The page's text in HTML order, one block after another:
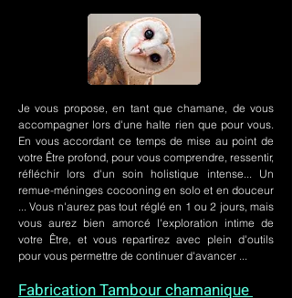
Je vous propose, en tant que chamane, de vous
accompagner lors d'une halte rien que pour vous.
En vous accordant ce temps de mise au point de
votre Être profond, pour vous comprendre, ressentir,
réfléchir lors d'un soin holistique intense... Un
remue-méninges cocooning en solo et en douceur
... Vous n'aurez pas tout réglé en 1 ou 2 jours, mais
vous aurez bien amorcé l'exploration intime de
votre Être, et vous repartirez avec plein d'outils
pour vous permettre de continuer d'avancer ...
Fabrication Tambour chamanique